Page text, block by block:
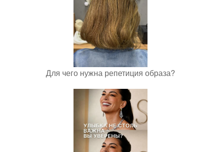
Для чего нужна репетиция образа?